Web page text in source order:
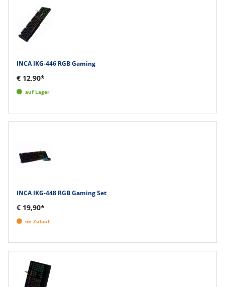
INCA IKG-446 RGB Gaming
€ 12,90*
auf Lager
INCA IKG-448 RGB Gaming Set
€ 19,90*
im Zulauf